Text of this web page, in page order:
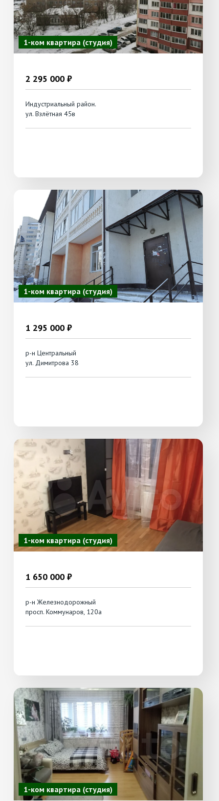
1-ком квартира (студия)
2 295 000 ₽
Индустриальный район.
ул. Взлётная 45в
1-ком квартира (студия)
1 295 000 ₽
р-н Центральный
ул. Димитрова 38
1-ком квартира (студия)
1 650 000 ₽
р-н Железнодорожный
просп. Коммунаров, 120а
1-ком квартира (студия)